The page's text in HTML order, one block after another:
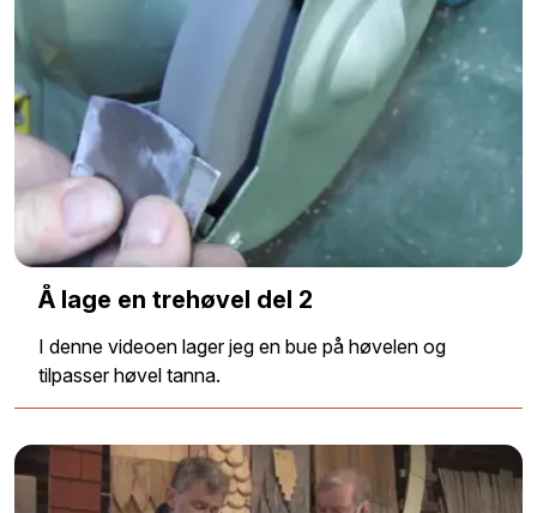
Å lage en trehøvel del 2
I denne videoen lager jeg en bue på høvelen og
tilpasser høvel tanna.